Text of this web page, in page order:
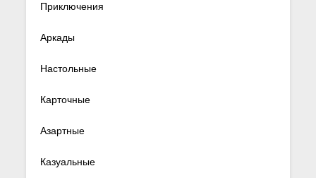
Приключения
Аркады
Настольные
Карточные
Азартные
Казуальные